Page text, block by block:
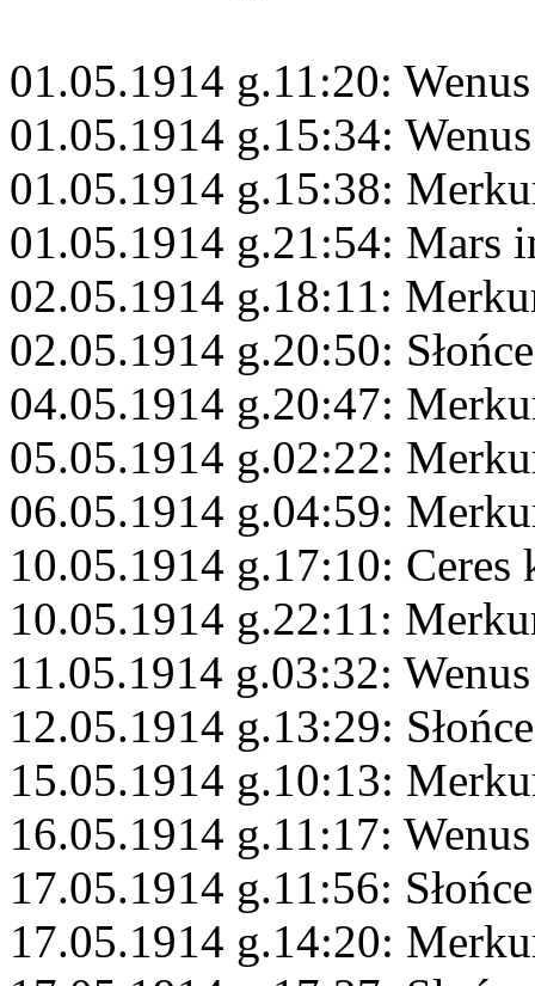
01.05.1914 g.11:20:
01.05.1914 g.15:34:
01.05.1914 g.15:38:
01.05.1914 g.21:54: Mars
02.05.1914 g.18:11:
02.05.1914 g.20:50:
04.05.1914 g.20:47:
05.05.1914 g.02:22:
06.05.1914 g.04:59:
10.05.1914 g.17:10:
10.05.1914 g.22:11:
11.05.1914 g.03:32:
12.05.1914 g.13:29:
15.05.1914 g.10:13:
16.05.1914 g.11:17:
17.05.1914 g.11:56:
17.05.1914 g.14:20: